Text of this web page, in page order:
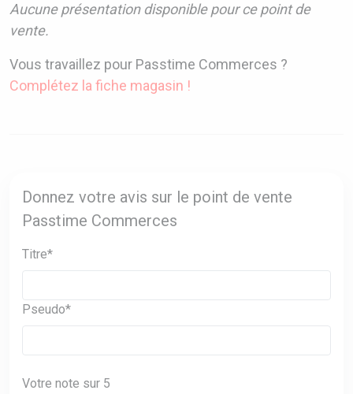
Aucune présentation disponible pour ce point de
vente.
Vous travaillez pour Passtime Commerces ?
Complétez la fiche magasin !
Donnez votre avis sur le point de vente
Passtime Commerces
Titre*
Pseudo*
Votre note sur 5